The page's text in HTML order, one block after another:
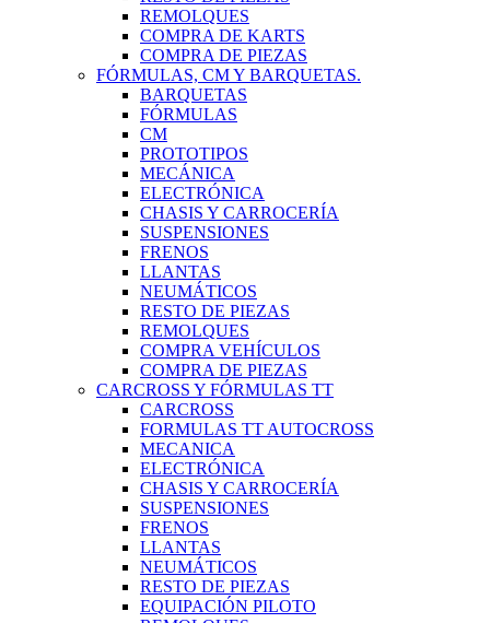
REMOLQUES
COMPRA DE KARTS
COMPRA DE PIEZAS
FÓRMULAS, CM Y BARQUETAS.
BARQUETAS
FÓRMULAS
CM
PROTOTIPOS
MECÁNICA
ELECTRÓNICA
CHASIS Y CARROCERÍA
SUSPENSIONES
FRENOS
LLANTAS
NEUMÁTICOS
RESTO DE PIEZAS
REMOLQUES
COMPRA VEHÍCULOS
COMPRA DE PIEZAS
CARCROSS Y FÓRMULAS TT
CARCROSS
FORMULAS TT AUTOCROSS
MECANICA
ELECTRÓNICA
CHASIS Y CARROCERÍA
SUSPENSIONES
FRENOS
LLANTAS
NEUMÁTICOS
RESTO DE PIEZAS
EQUIPACIÓN PILOTO